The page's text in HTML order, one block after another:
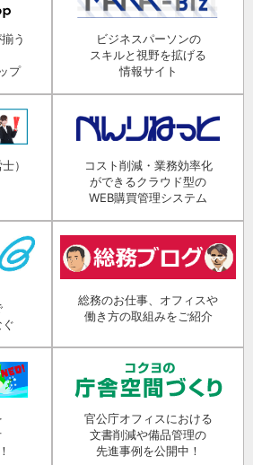
う
プ
ビジネスパーソンの
スキルと視野を拡げる
情報サイト
）
コスト削減・業務効率化
ができるクラウド型の
WEB購買管理システム
ぐ
総務のお仕事、オフィスや
働き方の取組みをご紹介
官公庁オフィスにおける
文書削減や備品管理の
先進事例を公開中！